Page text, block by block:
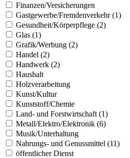
Finanzen/Versicherungen
Gastgewerbe/Fremdenverkehr (1)
Gesundheit/Körperpflege (2)
Glas (1)
Grafik/Werbung (2)
Handel (2)
Handwerk (2)
Haushalt
Holzverarbeitung
Kunst/Kultur
Kunststoff/Chemie
Land- und Forstwirtschaft (1)
Metall/Elektro/Elektronik (6)
Musik/Unterhaltung
Nahrungs- und Genussmittel (11)
öffentlicher Dienst